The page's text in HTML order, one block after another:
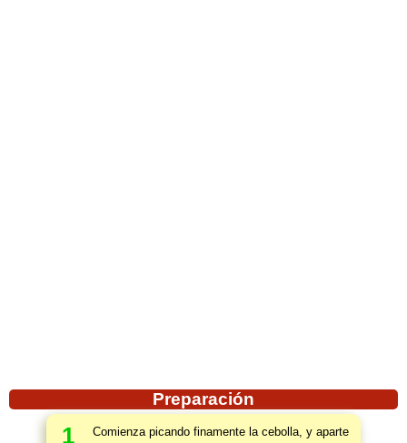
Preparación
1
Comienza picando finamente la cebolla, y aparte